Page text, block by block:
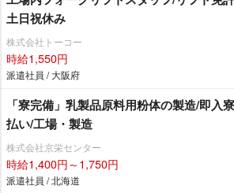
土日祝休み
株式会社トーコー
時給1,550円
派遣社員 / 大阪府
「寮完備」乳製品原料用粉体の製造/即入
払い/工場・製造
株式会社京栄センター
時給1,400円～1,750円
派遣社員 / 北海道